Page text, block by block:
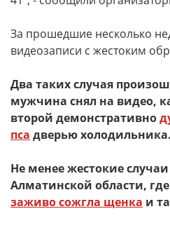
За прошедшие несколько
видеозаписи с жестоким
Два таких случая
мужчина снял на видео,
второй демонстративно
пса дверью холодильника.
Не менее жестокие
Алматинской области,
заживо сожгла щенка и